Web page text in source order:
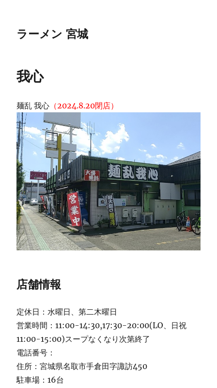
ラーメン 宮城
我心
麺乱 我心 （2024.8.20閉店）
店舗情報
定休日：水曜日、第二木曜日
営業時間：11:00-14:30,17:30-20:00(LO、日祝
11:00-15:00)スープなくなり次第終了
電話番号：
住所：宮城県名取市手倉田字諏訪450
駐車場：16台